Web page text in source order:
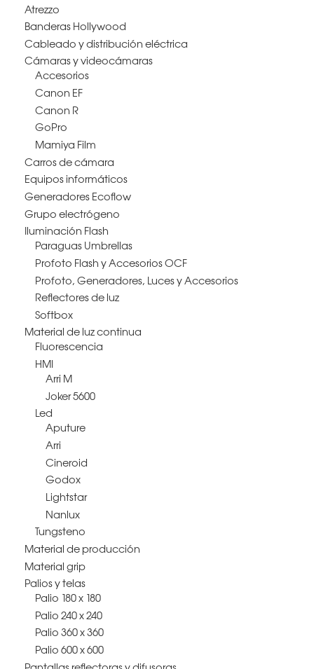
Atrezzo
Banderas Hollywood
Cableado y distribución eléctrica
Cámaras y videocámaras
Accesorios
Canon EF
Canon R
GoPro
Mamiya Film
Carros de cámara
Equipos informáticos
Generadores Ecoflow
Grupo electrógeno
Iluminación Flash
Paraguas Umbrellas
Profoto Flash y Accesorios OCF
Profoto, Generadores, Luces y Accesorios
Reflectores de luz
Softbox
Material de luz continua
Fluorescencia
HMI
Arri M
Joker 5600
Led
Aputure
Arri
Cineroid
Godox
Lightstar
Nanlux
Tungsteno
Material de producción
Material grip
Palios y telas
Palio 180 x 180
Palio 240 x 240
Palio 360 x 360
Palio 600 x 600